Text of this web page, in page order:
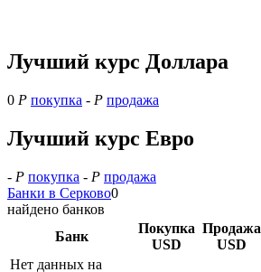
Лучший курс Доллара
0 Р покупка - Р продажа
Лучший курс Евро
- Р покупка - Р продажа
Банки в Серково0
найдено банков
Банк
Покупка
USD
Продажа
USD
Нет данных на